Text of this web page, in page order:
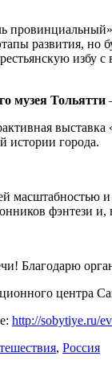
развития, но
избу с
музея Тольятти
истории города.
фэнтези
Благодарю
центра
http://sobytiye.ru/
, Россия